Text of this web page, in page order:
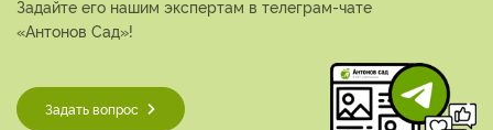
Задайте его нашим экспертам в телеграм-чате
«Антонов Сад»!
Задать вопрос